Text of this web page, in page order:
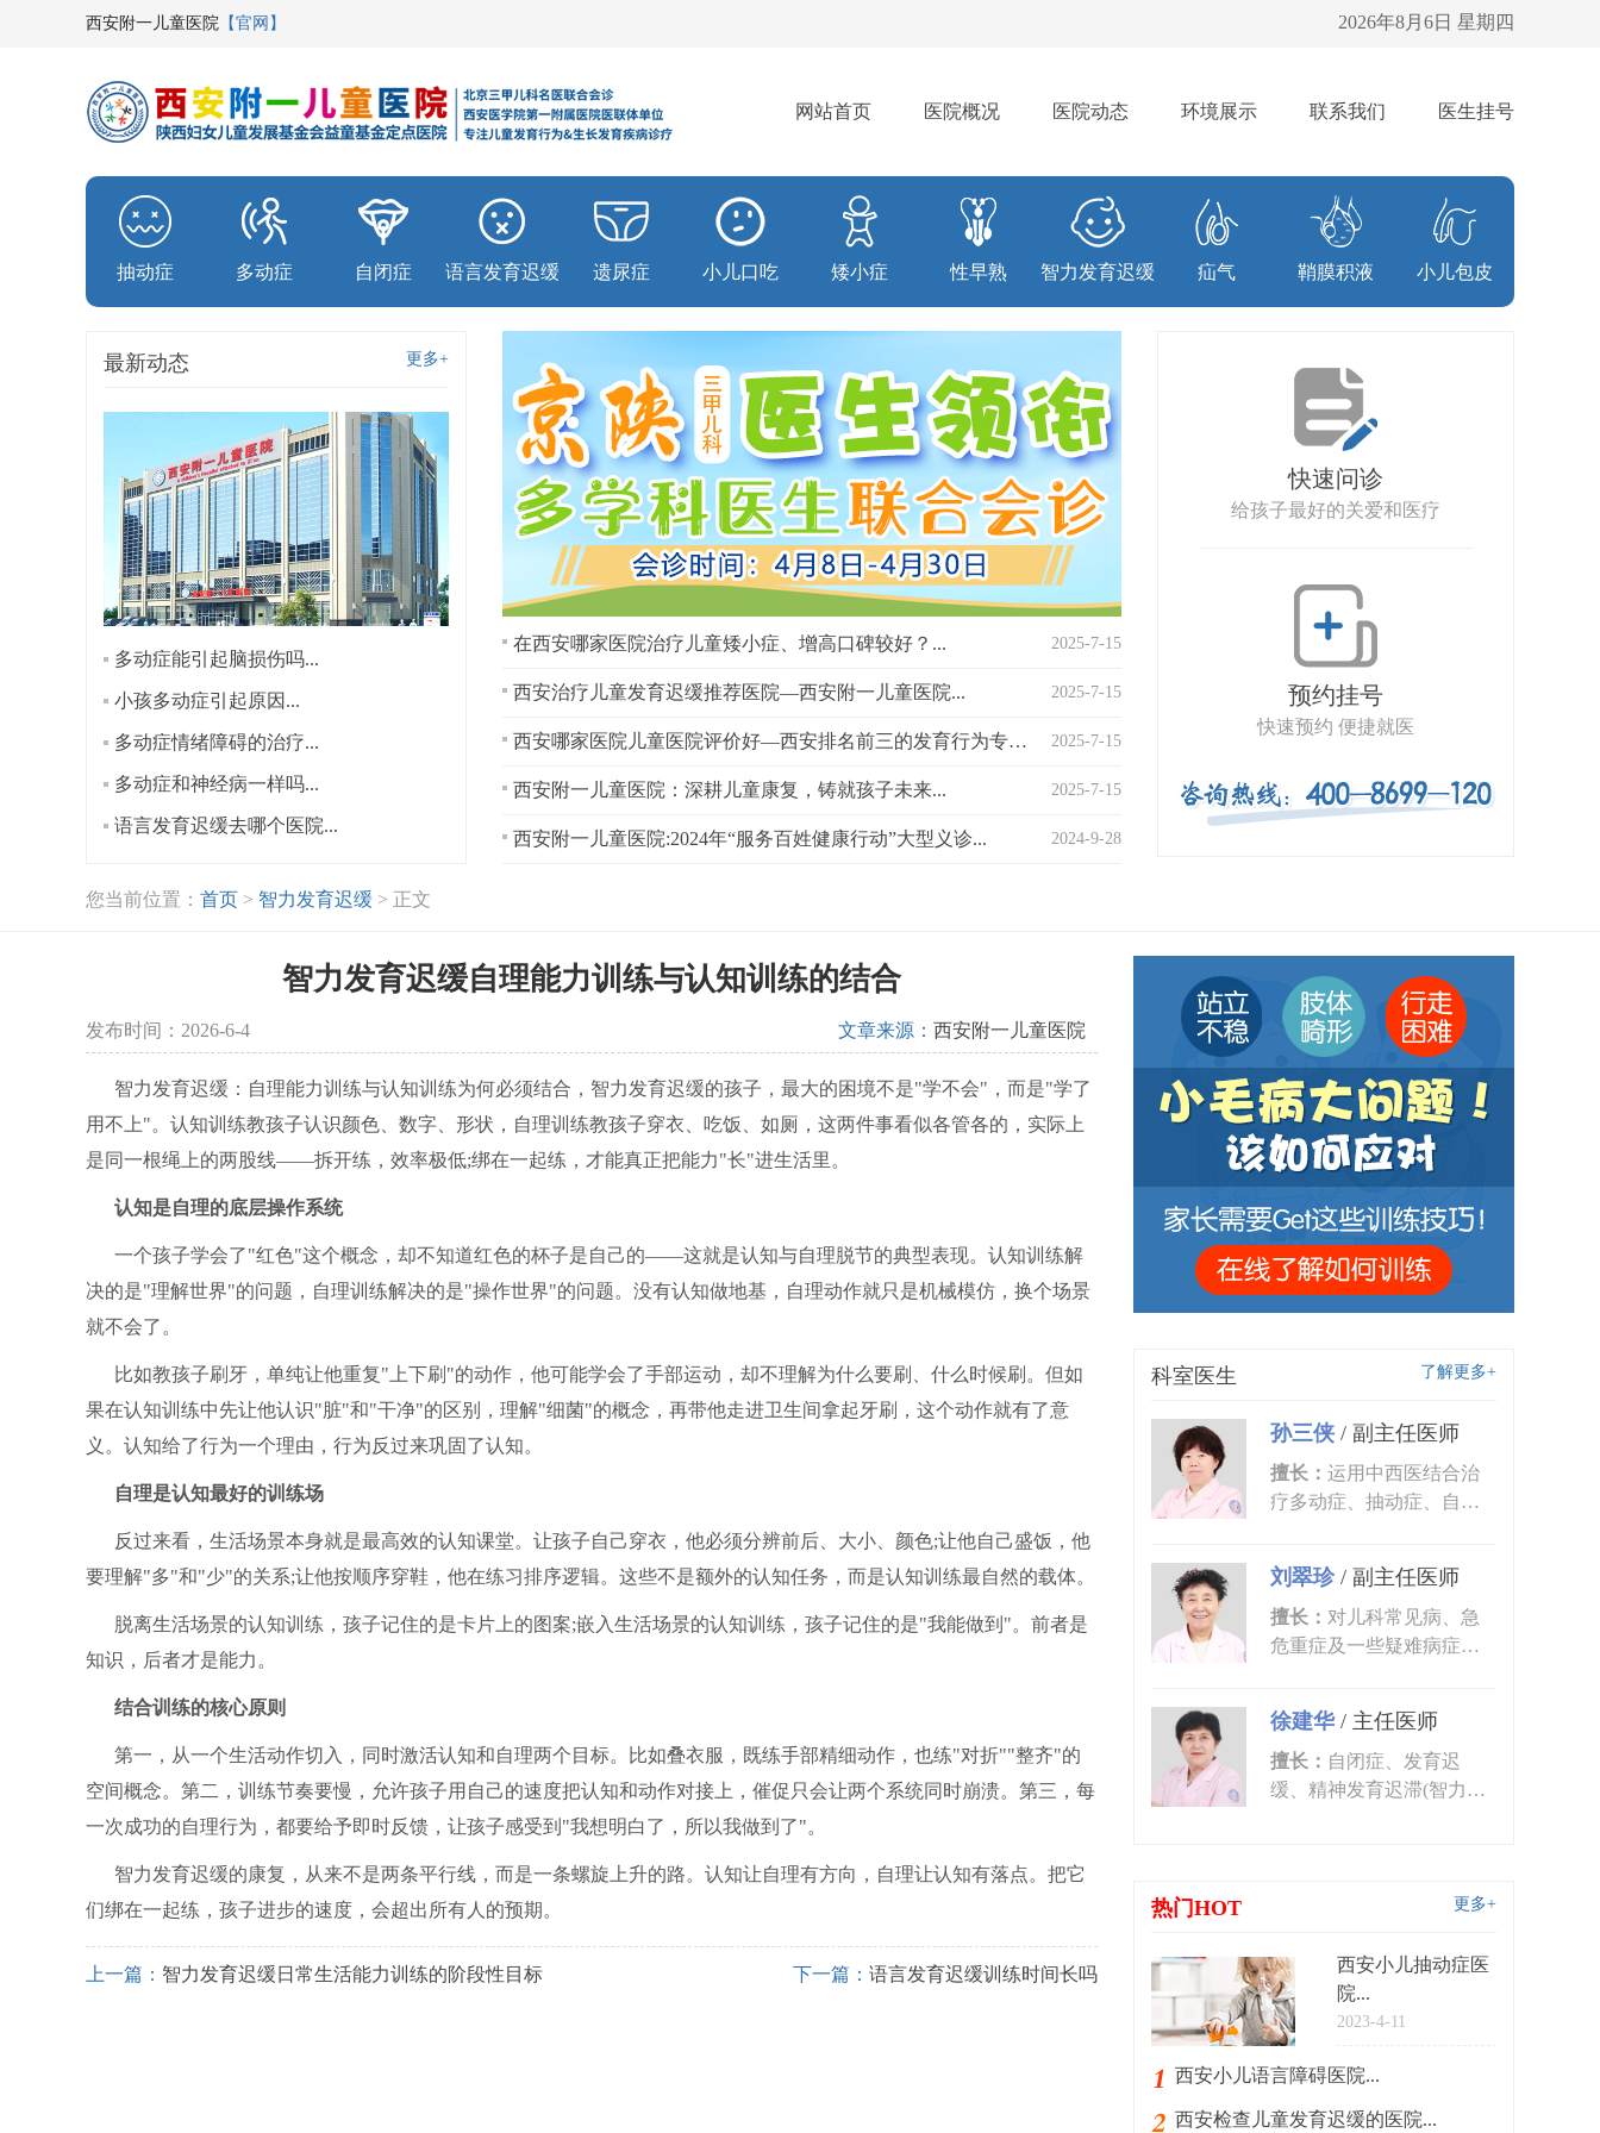
西安附一儿童医院 【官网】 2026年8月6日 星期四
网站首页 医院概况 医院动态 环境展示 联系我们 医生挂号
抽动症 多动症 自闭症 语言发育迟缓 遗尿症 小儿口吃 矮小症 性早熟 智力发育迟缓 疝气 鞘膜积液 小儿包皮
更多+
最新动态
多动症能引起脑损伤吗...
小孩多动症引起原因...
多动症情绪障碍的治疗...
多动症和神经病一样吗...
语言发育迟缓去哪个医院...
在西安哪家医院治疗儿童矮小症、增高口碑较好？... 2025-7-15
西安治疗儿童发育迟缓推荐医院—西安附一儿童医院... 2025-7-15
西安哪家医院儿童医院评价好—西安排名前三的发育行为专科医院？... 2025-7-15
西安附一儿童医院：深耕儿童康复，铸就孩子未来... 2025-7-15
西安附一儿童医院:2024年“服务百姓健康行动”大型义诊... 2024-9-28
快速问诊
给孩子最好的关爱和医疗
预约挂号
快速预约 便捷就医
您当前位置： 首页 > 智力发育迟缓 > 正文
智力发育迟缓自理能力训练与认知训练的结合
发布时间：2026-6-4 文章来源： 西安附一儿童医院
智力发育迟缓：自理能力训练与认知训练为何必须结合，智力发育迟缓的孩子，最大的困境不是"学不会"，而是"学了
用不上"。认知训练教孩子认识颜色、数字、形状，自理训练教孩子穿衣、吃饭、如厕，这两件事看似各管各的，实际上
是同一根绳上的两股线——拆开练，效率极低;绑在一起练，才能真正把能力"长"进生活里。
认知是自理的底层操作系统
一个孩子学会了"红色"这个概念，却不知道红色的杯子是自己的——这就是认知与自理脱节的典型表现。认知训练解
决的是"理解世界"的问题，自理训练解决的是"操作世界"的问题。没有认知做地基，自理动作就只是机械模仿，换个场景
就不会了。
比如教孩子刷牙，单纯让他重复"上下刷"的动作，他可能学会了手部运动，却不理解为什么要刷、什么时候刷。但如
果在认知训练中先让他认识"脏"和"干净"的区别，理解"细菌"的概念，再带他走进卫生间拿起牙刷，这个动作就有了意
义。认知给了行为一个理由，行为反过来巩固了认知。
自理是认知最好的训练场
反过来看，生活场景本身就是最高效的认知课堂。让孩子自己穿衣，他必须分辨前后、大小、颜色;让他自己盛饭，他
要理解"多"和"少"的关系;让他按顺序穿鞋，他在练习排序逻辑。这些不是额外的认知任务，而是认知训练最自然的载体。
脱离生活场景的认知训练，孩子记住的是卡片上的图案;嵌入生活场景的认知训练，孩子记住的是"我能做到"。前者是
知识，后者才是能力。
结合训练的核心原则
第一，从一个生活动作切入，同时激活认知和自理两个目标。比如叠衣服，既练手部精细动作，也练"对折""整齐"的
空间概念。第二，训练节奏要慢，允许孩子用自己的速度把认知和动作对接上，催促只会让两个系统同时崩溃。第三，每
一次成功的自理行为，都要给予即时反馈，让孩子感受到"我想明白了，所以我做到了"。
智力发育迟缓的康复，从来不是两条平行线，而是一条螺旋上升的路。认知让自理有方向，自理让认知有落点。把它
们绑在一起练，孩子进步的速度，会超出所有人的预期。
上一篇： 智力发育迟缓日常生活能力训练的阶段性目标 下一篇： 语言发育迟缓训练时间长吗
了解更多+
科室医生
孙三侠 / 副主任医师
擅长： 运用中西医结合治
疗多动症、抽动症、自闭
刘翠珍/ 副主任医师
擅长： 对儿科常见病、急
危重症及一些疑难病症的
徐建华/ 主任医师
擅长： 自闭症、发育迟
缓、精神发育迟滞(智力低
更多+
热门HOT
西安小儿抽动症医
院...
2023-4-11
西安小儿语言障碍医院...
西安检查儿童发育迟缓的医院...